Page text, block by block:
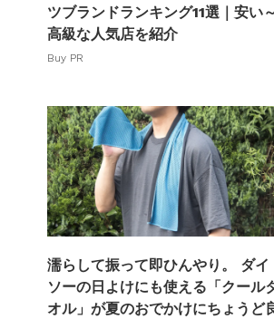
ツブランドランキング11選｜安い
高級な人気店を紹介
Buy PR
濡らして振って即ひんやり。 ダイ
ソーの日よけにも使える「クール
オル」が夏のおでかけにちょうど